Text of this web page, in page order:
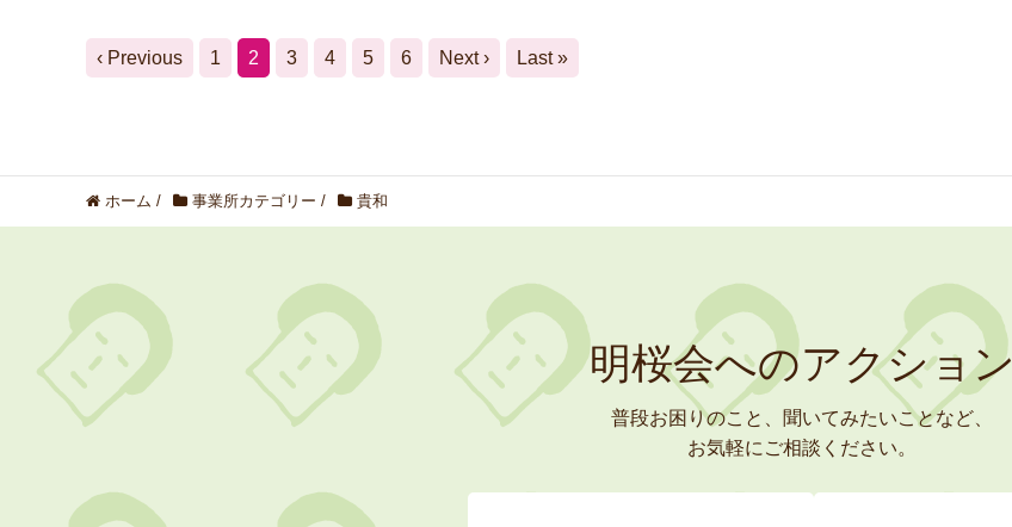
‹ Previous 1 2 3 4 5 6 Next › Last »
ホーム / 事業所カテゴリー / 貴和
明桜会へのアクション
普段お困りのこと、聞いてみたいことなど、
お気軽にご相談ください。